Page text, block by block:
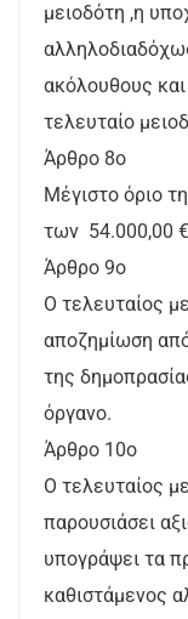
μειοδότη ,η
ακόλουθους και
τελευταίο
Άρθρο 8ο
Μέγιστο όριο
των 54.000,00
Άρθρο 9ο
Ο τελευταίος
αποζημίωση
της
όργανο.
Άρθρο 10ο
Ο τελευταίος
παρουσιάσει
υπογράψει τα
καθιστάμενος